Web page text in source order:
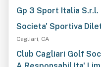
Gp 3 Sport Italia S.r.l.
Societa' Sportiva
Cagliari, CA
Club Cagliari Golf